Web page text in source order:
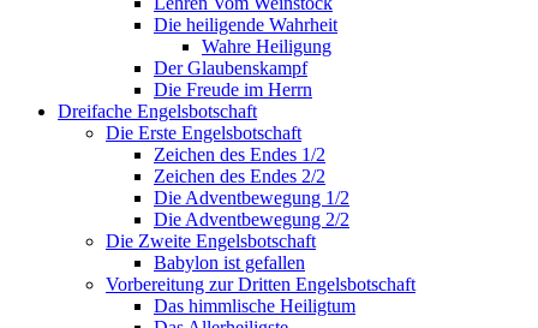
Die heiligende Wahrheit
Wahre Heiligung
Der Glaubenskampf
Die Freude im Herrn
Dreifache Engelsbotschaft
Die Erste Engelsbotschaft
Zeichen des Endes 1/2
Zeichen des Endes 2/2
Die Adventbewegung 1/2
Die Adventbewegung 2/2
Die Zweite Engelsbotschaft
Babylon ist gefallen
Vorbereitung zur Dritten Engelsbotschaft
Das himmlische Heiligtum